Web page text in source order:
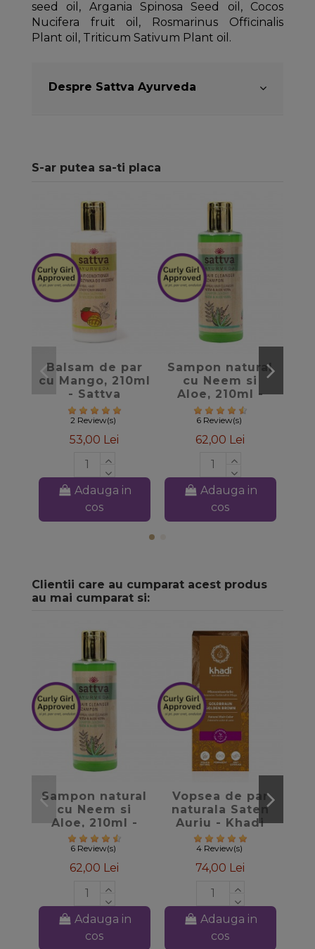
seed oil, Argania Spinosa Seed oil, Cocos
Nucifera fruit oil, Rosmarinus Officinalis
Plant oil, Triticum Sativum Plant oil.
Despre Sattva Ayurveda
S-ar putea sa-ti placa
Balsam de par
cu Mango, 210ml
- Sattva
Ayurveda
2 Review(s)
53,00 Lei
Adauga in
cos
favorite_border
Sampon natural
cu Neem si
Aloe, 210ml -
Sattva Ayurveda
6 Review(s)
62,00 Lei
Adauga in
cos
Clientii care au cumparat acest produs
au mai cumparat si:
Sampon natural
cu Neem si
Aloe, 210ml -
Sattva Ayurveda
6 Review(s)
62,00 Lei
Adauga in
cos
favorite_border
Vopsea de par
naturala Saten
Auriu - Khadi
4 Review(s)
74,00 Lei
Adauga in
cos